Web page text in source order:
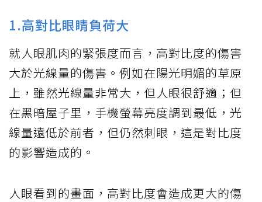
1.高對比眼睛負荷大
就人眼肌肉的緊張度而言，高對比度的傷害
大於光線量的傷害。例如在陽光明媚的草原
上，雖然光線量非常大，但人眼很舒適；但
在黑暗屋子里，手機螢幕亮度調到最低，光
線量遠低於前者，但仍然刺眼，這是對比度
的影響造成的。
人眼看到的畫面，高對比度會造成更大的傷